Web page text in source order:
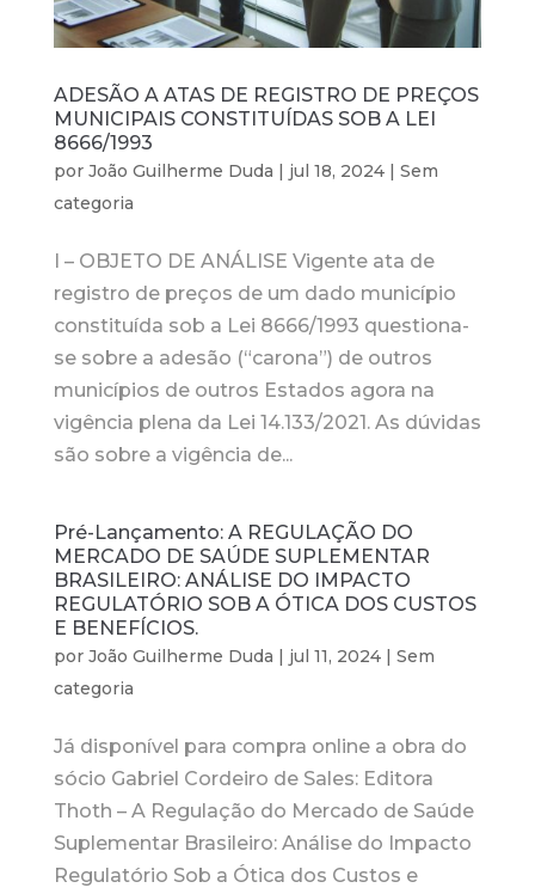
ADESÃO A ATAS DE REGISTRO DE PREÇOS
MUNICIPAIS CONSTITUÍDAS SOB A LEI
8666/1993
por João Guilherme Duda | jul 18, 2024| Sem
categoria
I – OBJETO DE ANÁLISE Vigente ata de
registro de preços de um dado município
constituída sob a Lei 8666/1993 questiona-
se sobre a adesão (“carona”) de outros
municípios de outros Estados agora na
vigência plena da Lei 14.133/2021. As dúvidas
são sobre a vigência de...
Pré-Lançamento: A REGULAÇÃO DO
MERCADO DE SAÚDE SUPLEMENTAR
BRASILEIRO: ANÁLISE DO IMPACTO
REGULATÓRIO SOB A ÓTICA DOS CUSTOS
E BENEFÍCIOS.
por João Guilherme Duda | jul 11, 2024| Sem
categoria
Já disponível para compra online a obra do
sócio Gabriel Cordeiro de Sales: Editora
Thoth – A Regulação do Mercado de Saúde
Suplementar Brasileiro: Análise do Impacto
Regulatório Sob a Ótica dos Custos e